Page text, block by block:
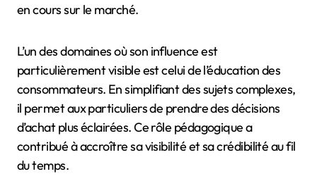
en cours sur le marché.
L’un des domaines où son influence est
particulièrement visible est celui de l’éducation des
consommateurs. En simplifiant des sujets complexes,
il permet aux particuliers de prendre des décisions
d’achat plus éclairées. Ce rôle pédagogique a
contribué à accroître sa visibilité et sa crédibilité au fil
du temps.